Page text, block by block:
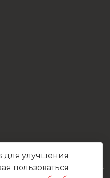
для улучшения
пользоваться